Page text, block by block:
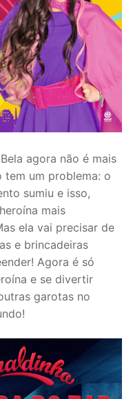
agora não é mais
tem um problema: o
sumiu e isso,
mais
ela vai precisar de
e brincadeiras
Agora é só
e se divertir
garotas no